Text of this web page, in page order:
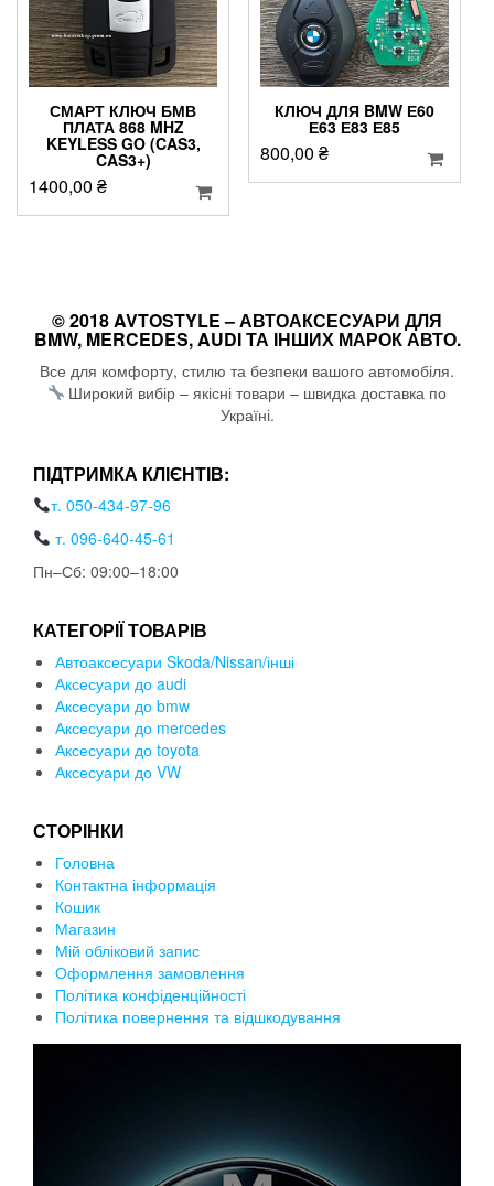
СМАРТ КЛЮЧ БМВ
ПЛАТА 868 MHZ
KEYLESS GO (CAS3,
CAS3+)
1400,00 ₴
КЛЮЧ ДЛЯ BMW Е60
Е63 Е83 Е85
800,00 ₴
© 2018 AVTOSTYLE – АВТОАКСЕСУАРИ ДЛЯ
BMW, MERCEDES, AUDI ТА ІНШИХ МАРОК АВТО.
Все для комфорту, стилю та безпеки вашого автомобіля.
Широкий вибір – якісні товари – швидка доставка по
Україні.
ПІДТРИМКА КЛІЄНТІВ:
т. 050-434-97-96
т. 096-640-45-61
Пн–Сб: 09:00–18:00
КАТЕГОРІЇ ТОВАРІВ
Автоаксесуари Skoda/Nissan/інші
Аксесуари до audi
Аксесуари до bmw
Аксесуари до mercedes
Аксесуари до toyota
Аксесуари до VW
СТОРІНКИ
Головна
Контактна інформація
Кошик
Магазин
Мій обліковий запис
Оформлення замовлення
Політика конфіденційності
Політика повернення та відшкодування